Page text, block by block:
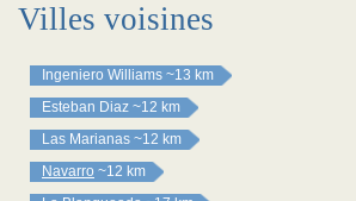
Villes voisines
Ingeniero Williams ~13 km
Esteban Diaz ~12 km
Las Marianas ~12 km
Navarro ~12 km